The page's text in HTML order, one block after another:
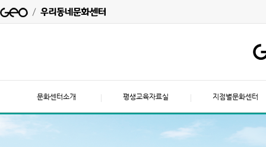
문화센터소개 평생교육자료실 지점별문화센터